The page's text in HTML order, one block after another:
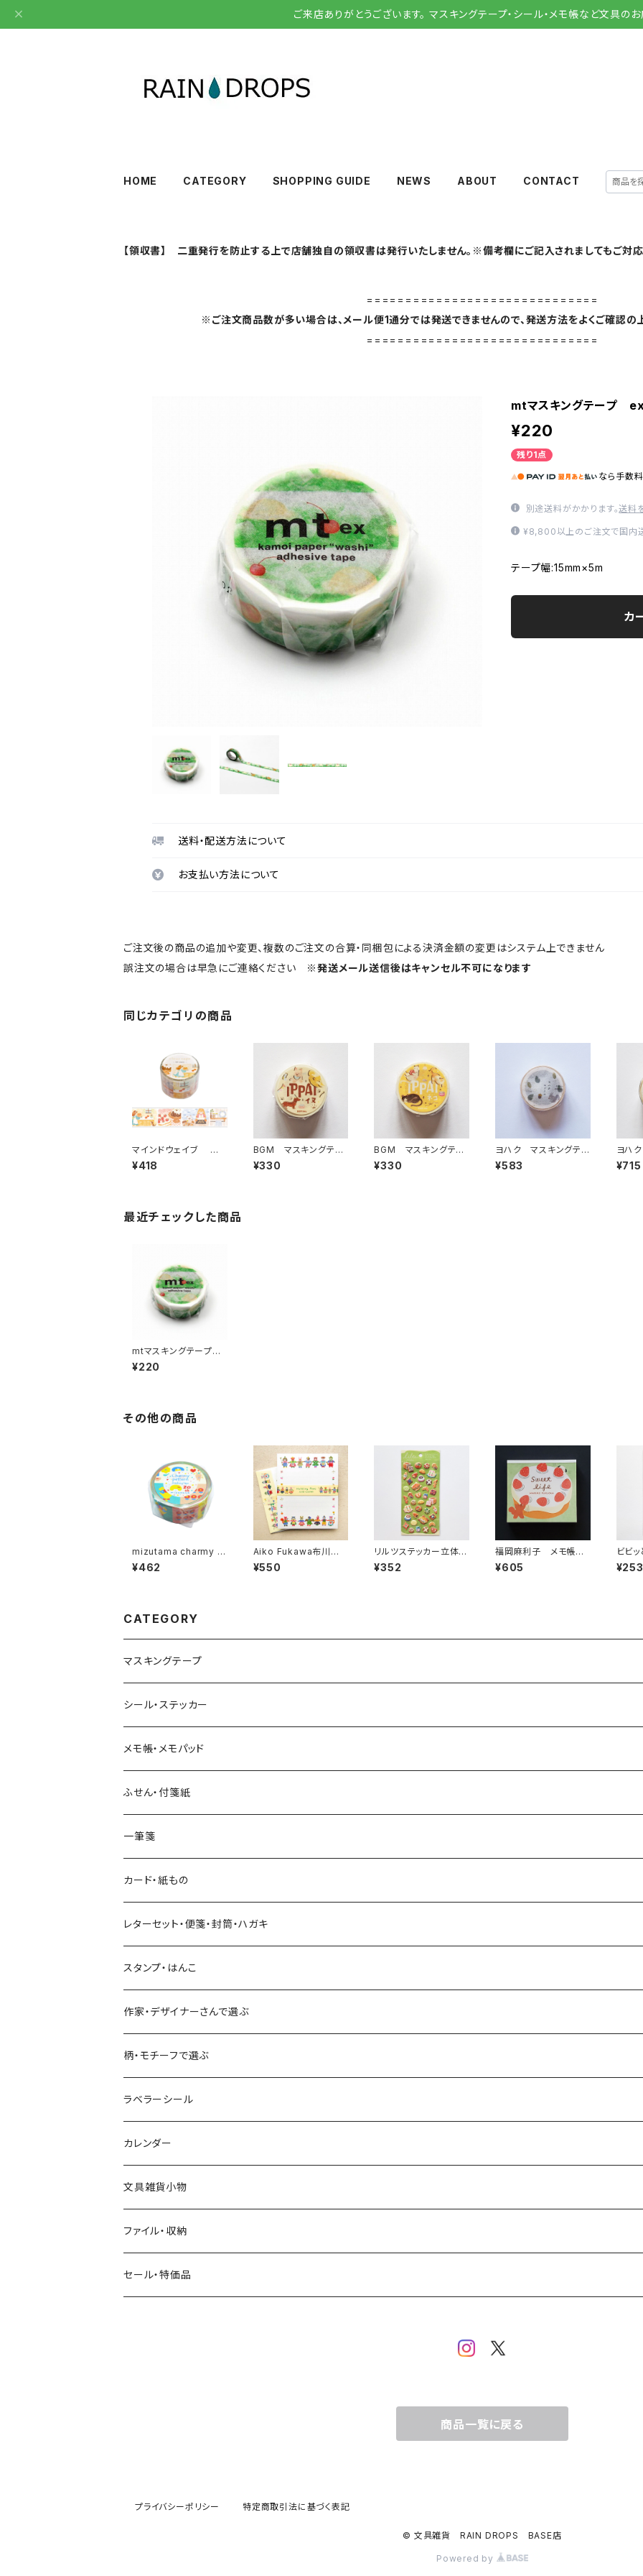
ご来店ありがとうございます。 マスキングテープ・シール・メモ帳など文具の
HOME CATEGORY SHOPPING GUIDE NEWS ABOUT CONTACT
【領収書】 二重発行を防止する上で店舗独自の領収書は発行いたしません。※備考欄にご記入されましてもご対応
==============================
※ご注文商品数が多い場合は、メール便1通分では発送できませんので、発送方法をよくご確認の
==============================
mtマスキングテープ
¥220
残り1点
なら 手数
別途送料がかかります。送料
¥8,800以上のご注文で国内
テープ幅:15mm×5m
カ
送料・配送方法について
お支払い方法について
ご注文後の商品の追加や変更、複数のご注文の合算・同梱包による決済金額の変更はシステム上できません
誤注文の場合は早急にご連絡ください ※発送メール送信後はキャンセル不可になります
同じカテゴリの商品
マインドウェイブ 透
明クリアテープ95692
リル ストーリー bakin
¥418
BGM マスキングテー
プ IPPAI・犬がいっぱい
¥330
BGM マスキングテー
プ IPPAI・猫がいっぱい
¥330
ヨハク マスキングテ
ープ エゾリス Y-19
0
¥583
ヨハ
キン
ポ
¥715
最近チェックした商品
mtマスキングテープ
ex ソーダフロート
¥220
その他の商品
mizutama charmy p
atternマスキングテー
プ うきうきパターン
¥462
Aiko Fukawa布川愛
子 レターセット Hol
ding Pawsイエロー
¥550
リルツステッカー立体シ
ール 82586 ブレッド
パン
¥352
福岡麻利子 メモ帳
ブロックメモ Sweet l
ife ホールケーキ
¥605
ビビ
シー
つ ピ
¥253
CATEGORY
マスキングテープ
ヨハク
和紙
透明クリア
Hutte paper works （プロペラスタジオ）
ネクタイ
透明クリアテープ
柄・モチーフで選ぶ（マステ）
いちご・ストロベリー
フルーツ・野菜
ミモザ
お花・フラワー・グリーン・植物
マインドウェイブ
水縞
大枝活版室
星燈社
ミナペルホネン
BGM
eric
SAIEN
田村美紀
パピアプラッツ（作家もの）
シール・ステッカー
フレークシール
パピアプラッツ（作家もの）
ヨハク
ステッカーシール
マインドウェイブ
田村美紀
立体シール
メモ帳・メモパッド
ヨハク
HUTTE PAPER WORKS
表現社（作家もの）
星燈社
古川紙工
大枝活版室
ふせん・付箋紙
ヨハク
HUTTE PAPER WORKS
古川紙工
表現社（作家もの）
ロール付箋
一筆箋
カード・紙もの
レターセット・便箋・封筒・ハガキ
古川紙工
表現社（作家もの）
スタンプ・はんこ
Hutte paper works
ヨハク
作家・デザイナーさんで選ぶ
ネクタイ
Hutte paper works
ヨハク
eric
浅野みどり
西淑
柄・モチーフで選ぶ
フルーツ
食べ物・フード・スイーツ
パン・ブレッド
カフェ
コーヒー・飲み物・クリームソーダ
ラベラーシール
カレンダー
文具雑貨小物
ファイル・収納
セール・特価品
商品一覧に戻る
プライバシーポリシー 特定商取引法に基づく表記
© 文具雑貨 RAIN DROPS BASE店
Powered by